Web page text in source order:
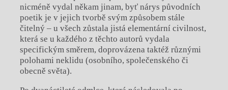
nicméně vydal někam jinam, byť nárys původních
poetik je v jejich tvorbě svým způsobem stále
čitelný – u všech zůstala jistá elementární civilnost,
která se u každého z těchto autorů vydala
specifickým směrem, doprovázena taktéž různými
polohami neklidu (osobního, společenského či
obecně světa).